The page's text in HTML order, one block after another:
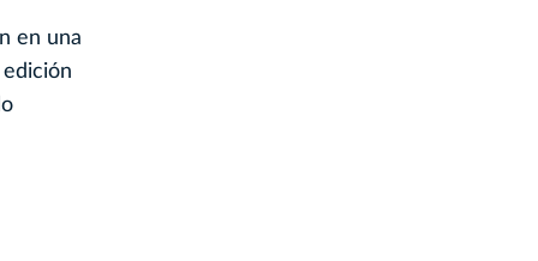
en una